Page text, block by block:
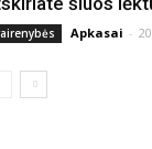
Apkasai -